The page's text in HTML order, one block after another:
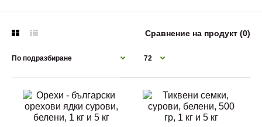
Сравнение на продукт (0)